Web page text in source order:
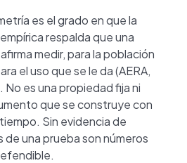
es el grado en que la
respalda que una
medir, para la población
el uso que se le da (AERA,
No es una propiedad fija ni
que se construye con
Sin evidencia de
de una prueba son números